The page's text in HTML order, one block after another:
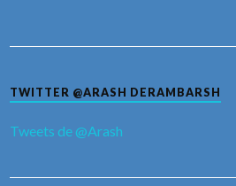
TWITTER @ARASH DERAMBARSH
Tweets de @Arash